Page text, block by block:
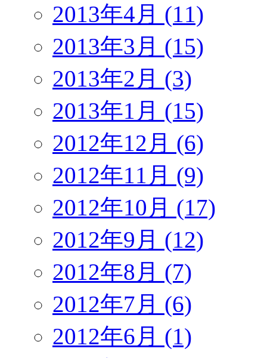
2013年4月 (11)
2013年3月 (15)
2013年2月 (3)
2013年1月 (15)
2012年12月 (6)
2012年11月 (9)
2012年10月 (17)
2012年9月 (12)
2012年8月 (7)
2012年7月 (6)
2012年6月 (1)